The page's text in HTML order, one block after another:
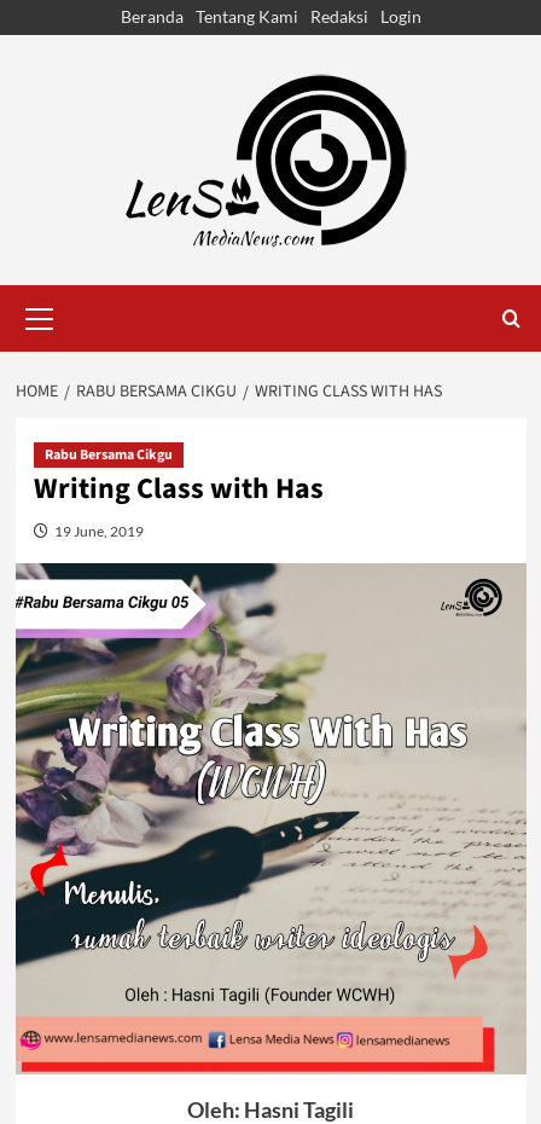
Beranda Tentang Kami Redaksi Login
Menu
HOME RABU BERSAMA CIKGU WRITING CLASS WITH HAS
Rabu Bersama Cikgu
Writing Class with Has
19 June, 2019
Oleh: Hasni Tagili